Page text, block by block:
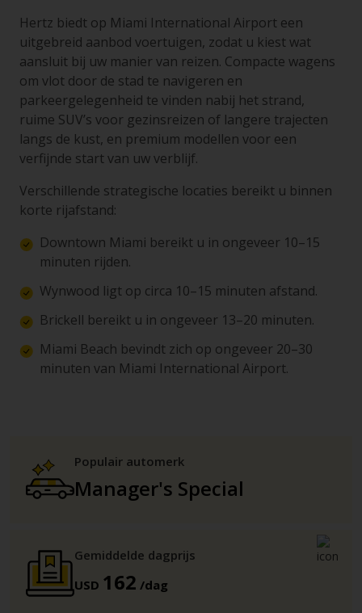
Hertz biedt op Miami International Airport een
uitgebreid aanbod voertuigen, zodat u kiest wat
aansluit bij uw manier van reizen. Compacte wagens
om vlot door de stad te navigeren en
parkeergelegenheid te vinden nabij het strand,
ruime SUV’s voor gezinsreizen of langere trajecten
langs de kust, en premium modellen voor een
verfijnde start van uw verblijf.
Verschillende strategische locaties bereikt u binnen
korte rijafstand:
Downtown Miami bereikt u in ongeveer 10–15
minuten rijden.
Wynwood ligt op circa 10–15 minuten afstand.
Brickell bereikt u in ongeveer 13–20 minuten.
Miami Beach bevindt zich op ongeveer 20–30
minuten van Miami International Airport.
Populair automerk
Manager's Special
Gemiddelde dagprijs
USD 162 /dag